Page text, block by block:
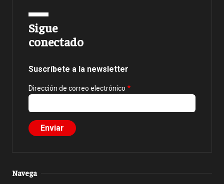
Sigue
conectado
Suscríbete a la newsletter
Dirección de correo electrónico
Navega